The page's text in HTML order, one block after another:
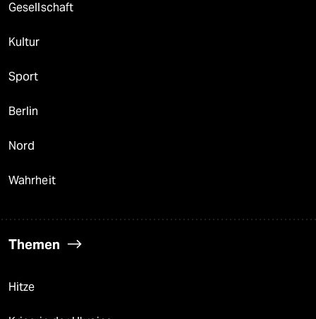
Gesellschaft
Kultur
Sport
Berlin
Nord
Wahrheit
Themen
Hitze